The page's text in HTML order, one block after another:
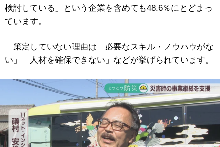
検討している」という企業を含めても48.6％にとどまっ
ています。
策定していない理由は「必要なスキル・ノウハウがな
い」「人材を確保できない」などが挙げられています。